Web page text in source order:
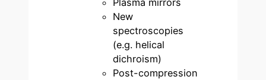
Plasma mirrors
New
spectroscopies
(e.g. helical
dichroism)
Post-compression